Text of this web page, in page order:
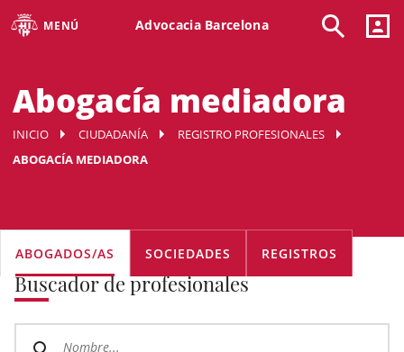
MENÚ Advocacia Barcelona
Abogacía mediadora
INICIO CIUDADANÍA
REGISTRO PROFESIONALES
ABOGACÍA MEDIADORA
Buscador de profesionales
ABOGADOS/AS SOCIEDADES REGISTROS